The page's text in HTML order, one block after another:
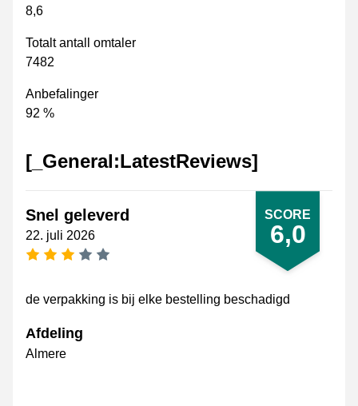
8,6
Totalt antall omtaler
7482
Anbefalinger
92 %
[_General:LatestReviews]
SCORE
6,0
Snel geleverd
22. juli 2026
[_General:NumberOfStarsPluralFormat]
de verpakking is bij elke bestelling beschadigd
Afdeling
Almere